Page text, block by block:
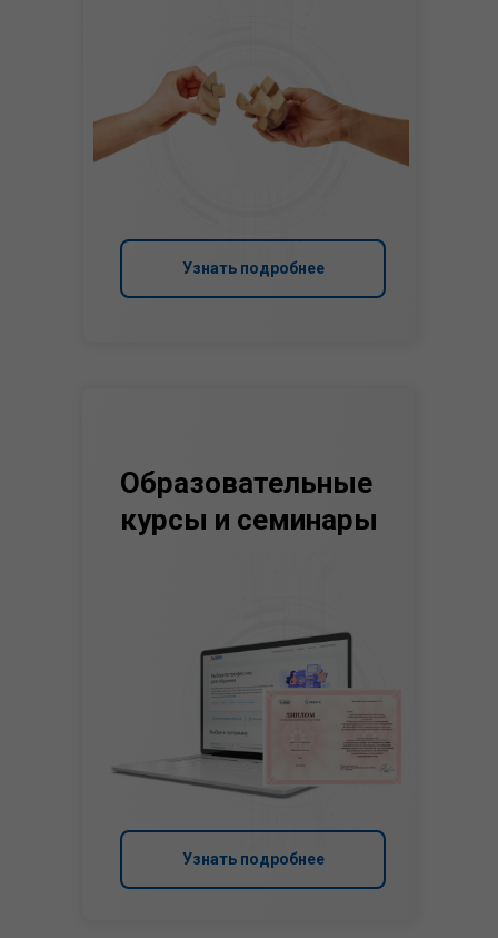
Узнать подробнее
Узнать подробнее
Образовательные
курсы и семинары